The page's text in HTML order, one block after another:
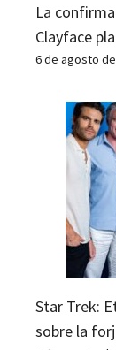
La
Clayface
6 de agosto
Star Trek:
sobre la